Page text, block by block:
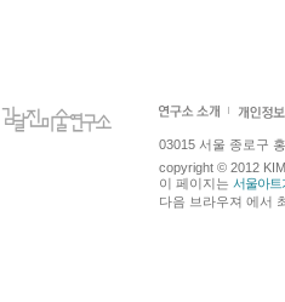
03015 서울 종로구
copyright © 2012
이 페이지는 서울아트
다음 브라우져 에서